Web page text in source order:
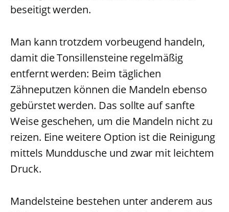
beseitigt werden.
Man kann trotzdem vorbeugend handeln,
damit die Tonsillensteine regelmäßig
entfernt werden: Beim täglichen
Zähneputzen können die Mandeln ebenso
gebürstet werden. Das sollte auf sanfte
Weise geschehen, um die Mandeln nicht zu
reizen. Eine weitere Option ist die Reinigung
mittels Munddusche und zwar mit leichtem
Druck.
Mandelsteine bestehen unter anderem aus